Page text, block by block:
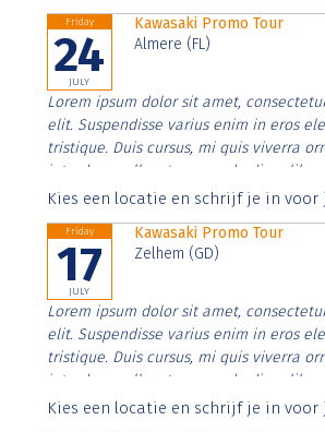
Friday
24
JULY
Kawasaki Promo Tour
Almere (FL)
Lorem ipsum dolor sit amet,
elit. Suspendisse varius enim in eros
tristique. Duis cursus, mi quis viverra
interdum nulla, ut commodo diam
Aenean faucibus nibh et justo cursus
Kies een locatie en schrijf je in
Friday
17
JULY
Kawasaki Promo Tour
Zelhem (GD)
Lorem ipsum dolor sit amet,
elit. Suspendisse varius enim in eros
tristique. Duis cursus, mi quis viverra
interdum nulla, ut commodo diam
Aenean faucibus nibh et justo cursus
Kies een locatie en schrijf je in